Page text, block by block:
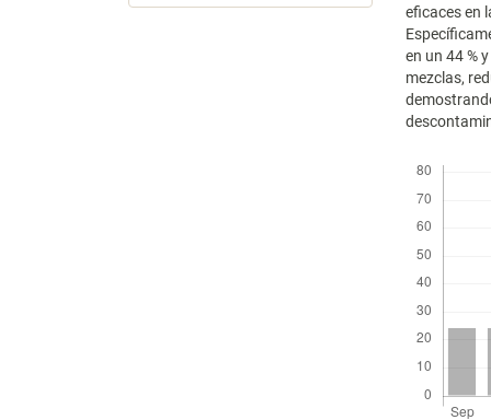
eficaces en
en un 44 %
mezclas,